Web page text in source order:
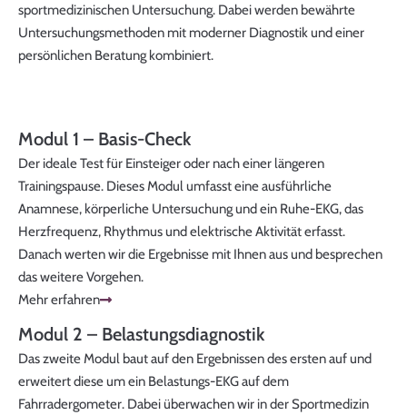
sportmedizinischen Untersuchung. Dabei werden bewährte
Untersuchungsmethoden mit moderner Diagnostik und einer
persönlichen Beratung kombiniert.
Modul 1 – Basis-Check
Der ideale Test für Einsteiger oder nach einer längeren
Trainingspause. Dieses Modul umfasst eine ausführliche
Anamnese, körperliche Untersuchung und ein Ruhe-EKG, das
Herzfrequenz, Rhythmus und elektrische Aktivität erfasst.
Danach werten wir die Ergebnisse mit Ihnen aus und besprechen
das weitere Vorgehen.
Mehr erfahren
Modul 2 – Belastungsdiagnostik
Das zweite Modul baut auf den Ergebnissen des ersten auf und
erweitert diese um ein Belastungs-EKG auf dem
Fahrradergometer. Dabei überwachen wir in der Sportmedizin